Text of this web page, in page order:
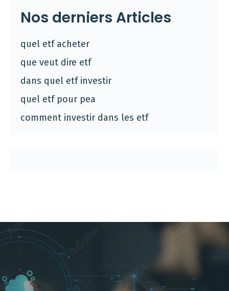
Nos derniers Articles
quel etf acheter
que veut dire etf
dans quel etf investir
quel etf pour pea
comment investir dans les etf